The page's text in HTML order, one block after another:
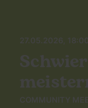
27.05.2026,
COMMUNITY